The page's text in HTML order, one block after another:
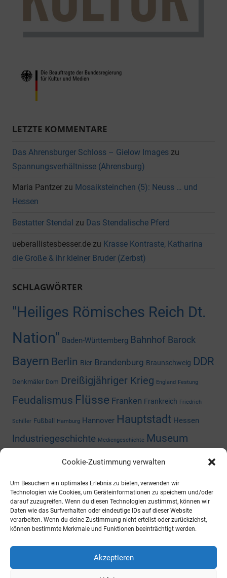
Cookie-Zustimmung verwalten
Um Besuchern ein optimales Erlebnis zu bieten, verwenden wir
Technologien wie Cookies, um Geräteinformationen zu speichern und/oder
darauf zuzugreifen. Wenn du diesen Technologien zustimmst, können wir
Daten wie das Surfverhalten oder eindeutige IDs auf dieser Website
verarbeiten. Wenn du deine Zustimmung nicht erteilst oder zurückziehst,
können bestimmte Merkmale und Funktionen beeinträchtigt werden.
Akzeptieren
LETZTE KOMMENTARE
Das Ahrensburger Schloss – Gielow Images zu
Spannungsverhältnisse (Ahrensburg)
Maria Pantzer zu Mosaiksteinchen (5): Neuss … und
Hessen
Bestatter Stendal zu Das Stendalische Pferd
ueberallistesbesser.de zu Krasse Kontraste, Katharina
die Große & ihr kleiner Bruder (Zerbst)
SCHLAGWÖRTER
"Heiliges Römisches Reich Dt.
Nation" Baden-Württemberg Bahnhof Barock
Bayern Berlin Bier Brandenburg Braunschweig DDR
Denkmäler Dom Dreißigjähriger Krieg England Festung
Feudalismus Flüsse Franken Frankreich Friedrich
Schiller Fußball Hamburg Hannover Hauptstadt Hessen
Industriegeschichte Mediengeschichte Museum
Niedersachsen
Preußen Rhein Rheinland-Pfalz
Sachsen-Anhalt Schloss Shoppingcenter Thüringen
Universität Wald Zweiter Weltkrieg Österreich
ARCHIV
https://archiv.ueberallistesbesser.de